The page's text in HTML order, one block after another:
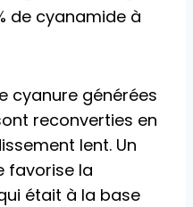
de cyanamide à
cyanure générées
reconverties en
lent. Un
favorise la
était à la base